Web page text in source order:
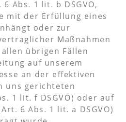
Abs. 1 lit. b DSGVO,
mit der Erfüllung eines
oder zur
Maßnahmen
übrigen Fällen
auf unserem
an der effektiven
uns gerichteten
1 lit. f DSGVO) oder auf
6 Abs. 1 lit. a DSGVO)